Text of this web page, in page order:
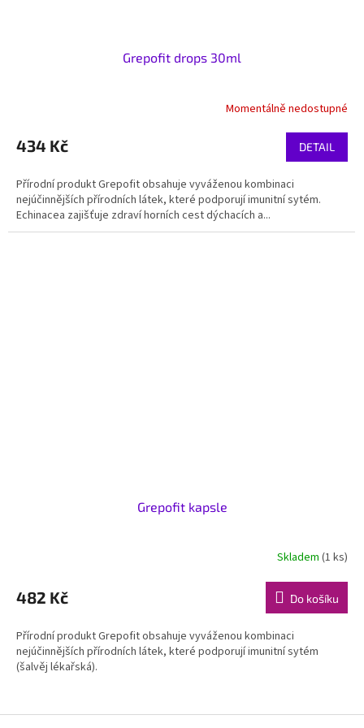
Grepofit drops 30ml
Momentálně nedostupné
434 Kč DETAIL
Přírodní produkt Grepofit obsahuje vyváženou kombinaci
nejúčinnějších přírodních látek, které podporují imunitní sytém.
Echinacea zajišťuje zdraví horních cest dýchacích a...
Grepofit kapsle
Skladem (1 ks)
482 Kč Do košíku
Přírodní produkt Grepofit obsahuje vyváženou kombinaci
nejúčinnějších přírodních látek, které podporují imunitní sytém
(šalvěj lékařská).